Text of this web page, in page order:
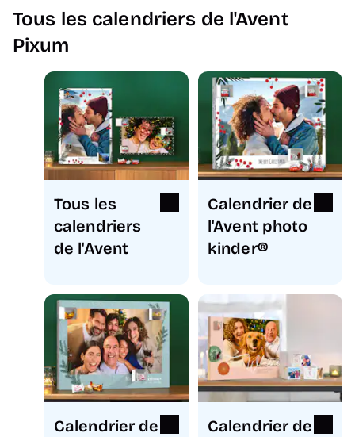
Tous les calendriers de l'Avent
Pixum
Tous les
calendriers
de l'Avent
Calendrier de
l'Avent photo
kinder®
Calendrier de
Calendrier de